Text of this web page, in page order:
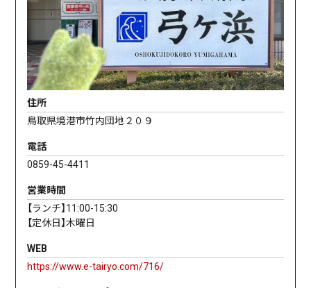
住所
鳥取県境港市竹内団地２０９
電話
0859-45-4411
営業時間
【ランチ】11:00-15:30
【定休日】木曜日
WEB
https://www.e-tairyo.com/716/